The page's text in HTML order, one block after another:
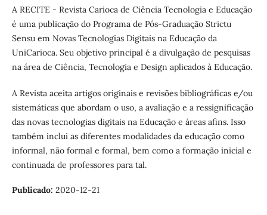
A RECITE - Revista Carioca de Ciência Tecnologia e Educação
é uma publicação do Programa de Pós-Graduação Strictu
Sensu em Novas Tecnologias Digitais na Educação da
UniCarioca. Seu objetivo principal é a divulgação de pesquisas
na área de Ciência, Tecnologia e Design aplicados à Educação.
A Revista aceita artigos originais e revisões bibliográficas e/ou
sistemáticas que abordam o uso, a avaliação e a ressignificação
das novas tecnologias digitais na Educação e áreas afins. Isso
também inclui as diferentes modalidades da educação como
informal, não formal e formal, bem como a formação inicial e
continuada de professores para tal.
Publicado: 2020-12-21